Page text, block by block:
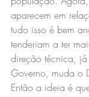
aparecem em
tudo isso é bem
tenderiam a ter
direção técnica,
Governo, muda o
Então a ideia é